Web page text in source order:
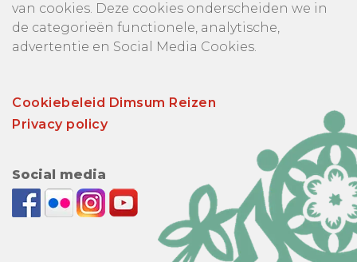
van cookies. Deze cookies onderscheiden we in
de categorieën functionele, analytische,
advertentie en Social Media Cookies.
Cookiebeleid Dimsum Reizen
Privacy policy
Social media